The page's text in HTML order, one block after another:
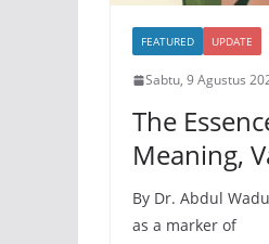
FEATURED UPDATE
Sabtu, 9 Agustus
The
Meaning,
By Dr. Abdul
as a marker of